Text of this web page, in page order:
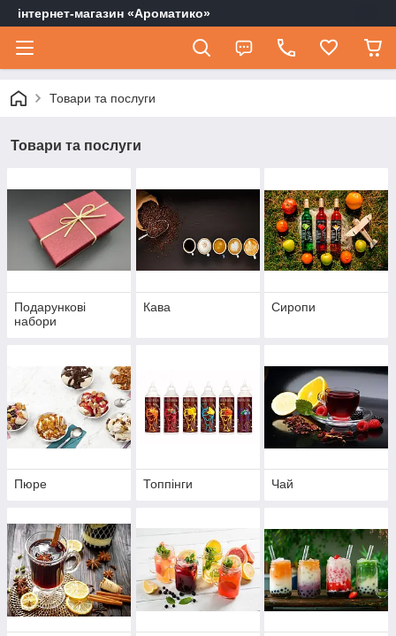
інтернет-магазин «Ароматико»
Товари та послуги
Товари та послуги
Подарункові
набори
Кава Сиропи
Пюре Топпінги Чай